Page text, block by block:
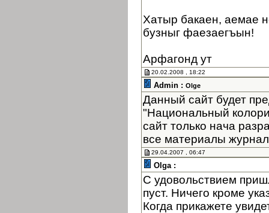
Хатыр бакаен, аемае
бузныг фаезаегъын!
Арфагонд ут
20.02.2008 , 18:22
Admin : Olge
Данный сайт будет
"Национальный
сайт только нача
все материалы
29.04.2007 , 06:47
Olga :
С удовольствием
пуст. Ничего кроме
Когда прикажете